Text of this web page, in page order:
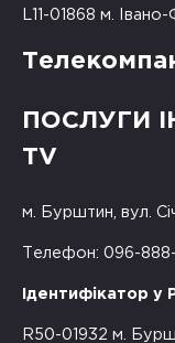
L11-01868 м.
ПОСЛУГИ
TV
м. Бурштин, вул.
Телефон: 096-
Ідентифікатор у
R50-01932 м.